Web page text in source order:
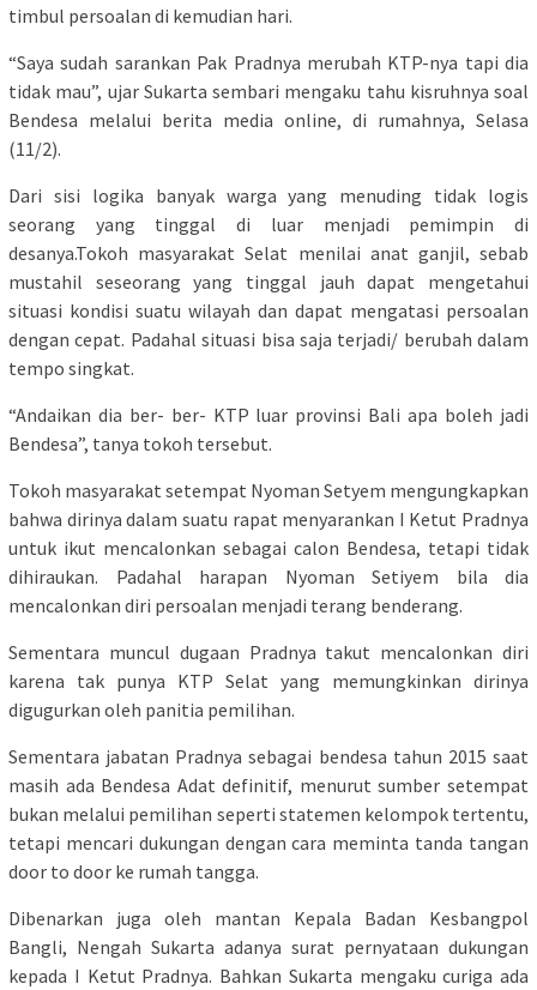
timbul persoalan di kemudian hari.
“Saya sudah sarankan Pak Pradnya merubah KTP-nya tapi dia
tidak mau”, ujar Sukarta sembari mengaku tahu kisruhnya soal
Bendesa melalui berita media online, di rumahnya, Selasa
(11/2).
Dari sisi logika banyak warga yang menuding tidak logis
seorang yang tinggal di luar menjadi pemimpin di
desanya.Tokoh masyarakat Selat menilai anat ganjil, sebab
mustahil seseorang yang tinggal jauh dapat mengetahui
situasi kondisi suatu wilayah dan dapat mengatasi persoalan
dengan cepat. Padahal situasi bisa saja terjadi/ berubah dalam
tempo singkat.
“Andaikan dia ber- ber- KTP luar provinsi Bali apa boleh jadi
Bendesa”, tanya tokoh tersebut.
Tokoh masyarakat setempat Nyoman Setyem mengungkapkan
bahwa dirinya dalam suatu rapat menyarankan I Ketut Pradnya
untuk ikut mencalonkan sebagai calon Bendesa, tetapi tidak
dihiraukan. Padahal harapan Nyoman Setiyem bila dia
mencalonkan diri persoalan menjadi terang benderang.
Sementara muncul dugaan Pradnya takut mencalonkan diri
karena tak punya KTP Selat yang memungkinkan dirinya
digugurkan oleh panitia pemilihan.
Sementara jabatan Pradnya sebagai bendesa tahun 2015 saat
masih ada Bendesa Adat definitif, menurut sumber setempat
bukan melalui pemilihan seperti statemen kelompok tertentu,
tetapi mencari dukungan dengan cara meminta tanda tangan
door to door ke rumah tangga.
Dibenarkan juga oleh mantan Kepala Badan Kesbangpol
Bangli, Nengah Sukarta adanya surat pernyataan dukungan
kepada I Ketut Pradnya. Bahkan Sukarta mengaku curiga ada